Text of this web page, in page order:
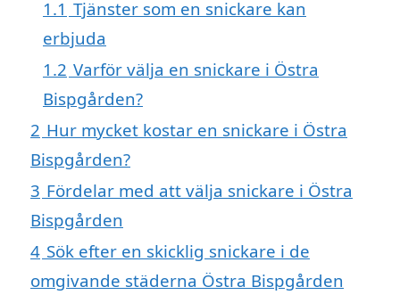
1.1 Tjänster som en snickare kan
erbjuda
1.2 Varför välja en snickare i Östra
Bispgården?
2 Hur mycket kostar en snickare i Östra
Bispgården?
3 Fördelar med att välja snickare i Östra
Bispgården
4 Sök efter en skicklig snickare i de
omgivande städerna Östra Bispgården